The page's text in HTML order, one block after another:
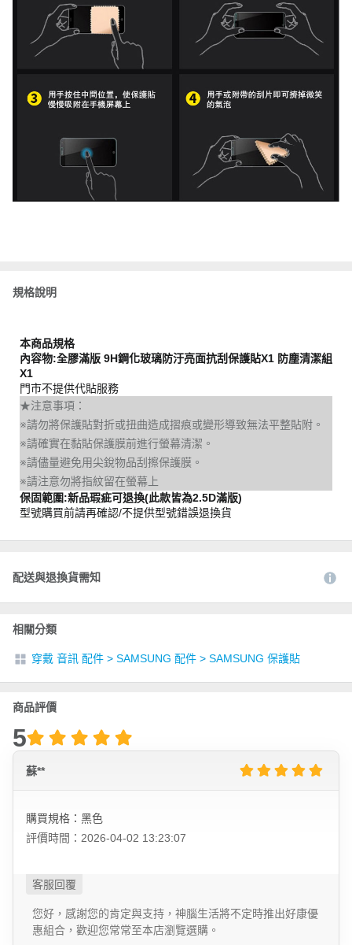
規格說明
本商品規格
內容物:全膠滿版 9H鋼化玻璃防汙亮面抗刮保護貼X1 防塵清潔組
X1
門市不提供代貼服務
★注意事項：
※請勿將保護貼對折或扭曲造成摺痕或變形導致無法平整貼附。
※請確實在黏貼保護膜前進行螢幕清潔。
※請儘量避免用尖銳物品刮擦保護膜。
※請注意勿將指紋留在螢幕上
保固範圍:新品瑕疵可退換(此款皆為2.5D滿版)
型號購買前請再確認/不提供型號錯誤退換貨
配送與退換貨需知
相關分類
穿戴 音訊 配件 > SAMSUNG 配件 > SAMSUNG 保護貼
商品評價
5
蘇**
購買規格：黑色
評價時間：2026-04-02 13:23:07
您好，感謝您的肯定與支持，神腦生活將不定時推出好康優
惠組合，歡迎您常常至本店瀏覽選購。